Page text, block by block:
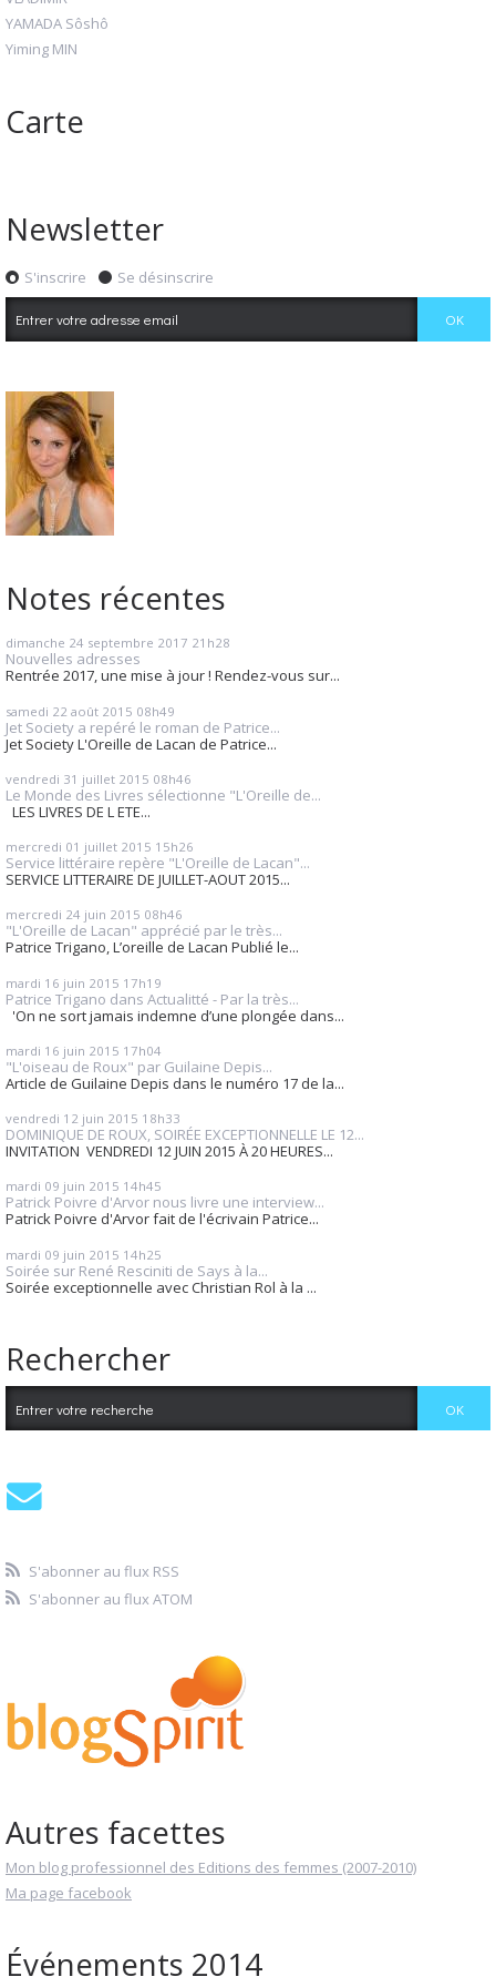
YAMADA Sôshô
Yiming MIN
Carte
Newsletter
S'inscrire Se désinscrire
Notes récentes
dimanche 24 septembre 2017 21h28
Nouvelles adresses
Rentrée 2017, une mise à jour ! Rendez-vous sur...
samedi 22 août 2015 08h49
Jet Society a repéré le roman de Patrice...
Jet Society L'Oreille de Lacan de Patrice...
vendredi 31 juillet 2015 08h46
Le Monde des Livres sélectionne "L'Oreille de...
LES LIVRES DE L ETE...
mercredi 01 juillet 2015 15h26
Service littéraire repère "L'Oreille de Lacan"...
SERVICE LITTERAIRE DE JUILLET-AOUT 2015...
mercredi 24 juin 2015 08h46
"L'Oreille de Lacan" apprécié par le très...
Patrice Trigano, L’oreille de Lacan Publié le...
mardi 16 juin 2015 17h19
Patrice Trigano dans Actualitté - Par la très...
'On ne sort jamais indemne d’une plongée dans...
mardi 16 juin 2015 17h04
"L'oiseau de Roux" par Guilaine Depis...
Article de Guilaine Depis dans le numéro 17 de la...
vendredi 12 juin 2015 18h33
DOMINIQUE DE ROUX, SOIRÉE EXCEPTIONNELLE LE 12...
INVITATION VENDREDI 12 JUIN 2015 À 20 HEURES...
mardi 09 juin 2015 14h45
Patrick Poivre d'Arvor nous livre une interview...
Patrick Poivre d'Arvor fait de l'écrivain Patrice...
mardi 09 juin 2015 14h25
Soirée sur René Resciniti de Says à la...
Soirée exceptionnelle avec Christian Rol à la ...
Rechercher
S'abonner au flux RSS
S'abonner au flux ATOM
Autres facettes
Mon blog professionnel des Editions des femmes (2007-2010)
Ma page facebook
Événements 2014